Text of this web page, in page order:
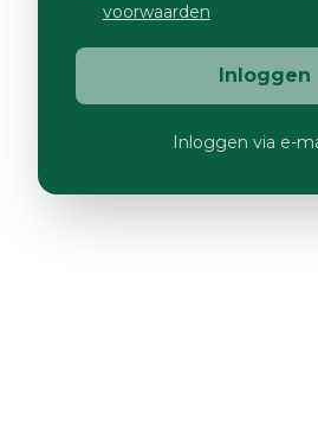
voorwaarden
Inloggen
Inloggen via e-